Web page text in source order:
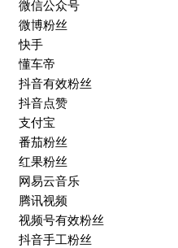
微信公众号
微博粉丝
快手
懂车帝
抖音有效粉丝
抖音点赞
支付宝
番茄粉丝
红果粉丝
网易云音乐
腾讯视频
视频号有效粉丝
抖音手工粉丝